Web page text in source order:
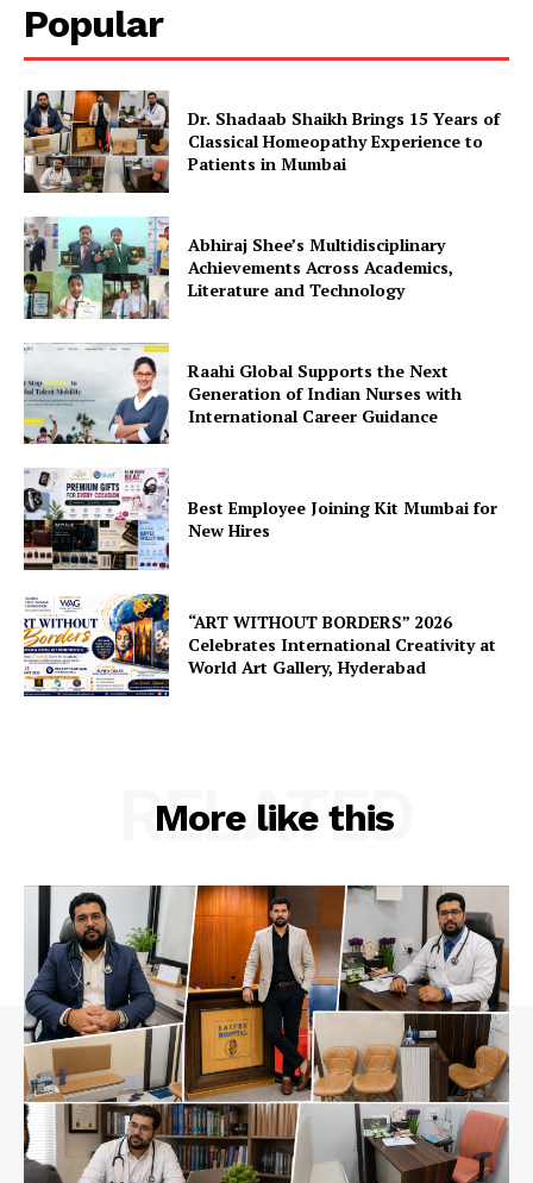
Popular
Dr. Shadaab Shaikh Brings 15 Years of
Classical Homeopathy Experience to
Patients in Mumbai
Abhiraj Shee’s Multidisciplinary
Achievements Across Academics,
Literature and Technology
Raahi Global Supports the Next
Generation of Indian Nurses with
International Career Guidance
Best Employee Joining Kit Mumbai for
New Hires
“ART WITHOUT BORDERS” 2026
Celebrates International Creativity at
World Art Gallery, Hyderabad
More like this
RELATED